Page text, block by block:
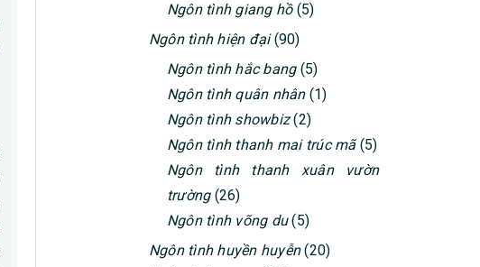
Ngôn tình giang hồ(5)
Ngôn tình hiện đại(90)
Ngôn tình hắc bang(5)
Ngôn tình quân nhân(1)
Ngôn tình showbiz(2)
Ngôn tình thanh mai trúc mã(5)
Ngôn tình thanh xuân vườn
trường(26)
Ngôn tình võng du(5)
Ngôn tình huyền huyễn(20)